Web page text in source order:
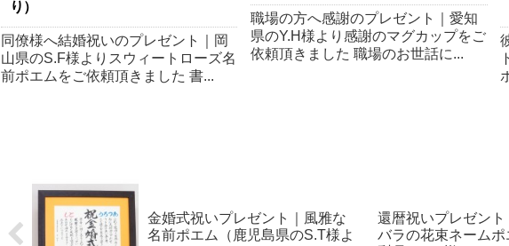
り ）
同僚様へ結婚祝いのプレゼント｜岡
山県のS.F様よりスウィートローズ名
前ポエムをご依頼頂きました 書...
職場の方へ感謝のプレゼント｜愛知
県のY.H様より感謝のマグカップをご
依頼頂きました 職場のお世話に...
金婚式祝いプレゼント｜風雅な
名前ポエム（鹿児島県のS.T様よ
還暦祝いプレゼント
バラの花束ネームポ